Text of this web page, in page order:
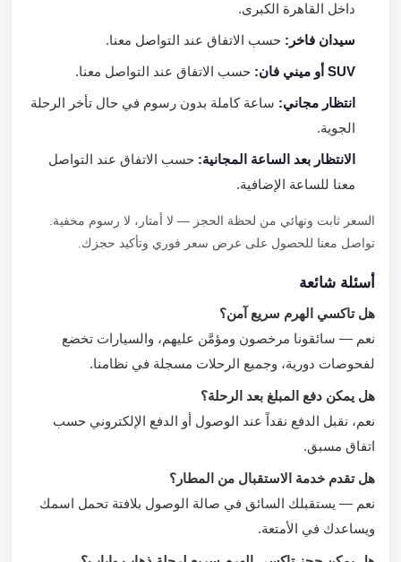
داخل القاهرة الكبرى.
سيدان فاخر:حسب الاتفاق عند التواصل معنا.
SUV أو ميني فان: حسب الاتفاق عند التواصل معنا.
انتظار مجاني:ساعة كاملة بدون رسوم في حال تأخر الرحلة
الجوية.
الانتظار بعد الساعة المجانية:حسب الاتفاق عند التواصل
معنا للساعة الإضافية.
السعر ثابت ونهائي من لحظة الحجز — لا أمتار، لا رسوم مخفية.
تواصل معنا للحصول على عرض سعر فوري وتأكيد حجزك.
أسئلة شائعة
هل تاكسي الهرم سريع آمن؟
نعم — سائقونا مرخصون ومؤمَّن عليهم، والسيارات تخضع
لفحوصات دورية، وجميع الرحلات مسجلة في نظامنا.
هل يمكن دفع المبلغ بعد الرحلة؟
نعم، نقبل الدفع نقداً عند الوصول أو الدفع الإلكتروني حسب
اتفاق مسبق.
هل تقدم خدمة الاستقبال من المطار؟
نعم — يستقبلك السائق في صالة الوصول بلافتة تحمل اسمك
ويساعدك في الأمتعة.